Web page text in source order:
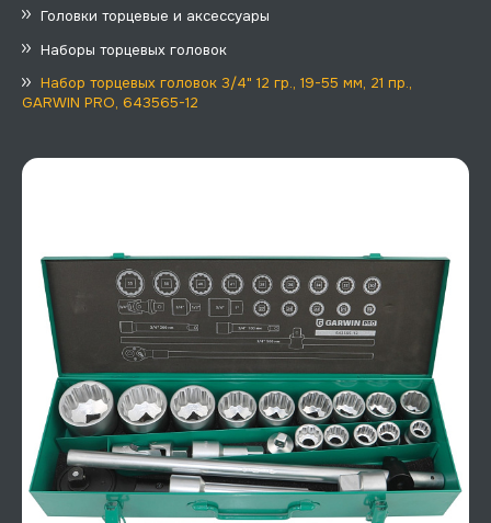
Головки торцевые и аксессуары
Наборы торцевых головок
Набор торцевых головок 3/4" 12 гр., 19-55 мм, 21 пр.,
GARWIN PRO, 643565-12